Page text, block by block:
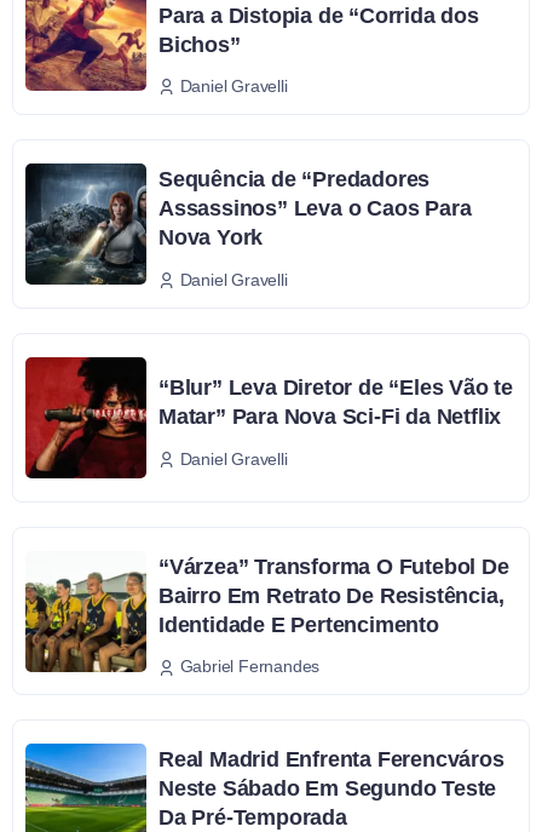
Para a Distopia de “Corrida dos
Bichos”
Daniel Gravelli
Sequência de “Predadores
Assassinos” Leva o Caos Para
Nova York
Daniel Gravelli
“Blur” Leva Diretor de “Eles Vão te
Matar” Para Nova Sci-Fi da Netflix
Daniel Gravelli
“Várzea” Transforma O Futebol De
Bairro Em Retrato De Resistência,
Identidade E Pertencimento
Gabriel Fernandes
Real Madrid Enfrenta Ferencváros
Neste Sábado Em Segundo Teste
Da Pré-Temporada